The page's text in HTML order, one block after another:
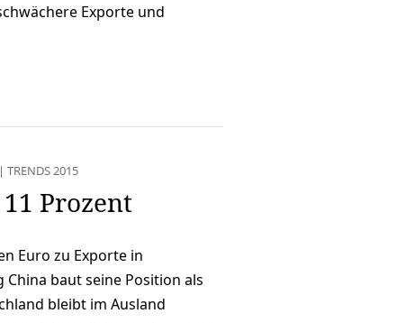
Exporte und
TRENDS 2015
Prozent
Euro zu Exporte in
baut seine Position als
bleibt im Ausland